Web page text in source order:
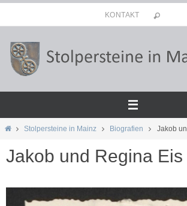
Inhalt
springen
KONTAKT
StartStolpersteine in Mainz Biografien Jakob
Jakob und Regina Eis